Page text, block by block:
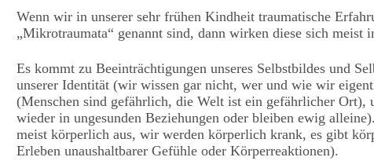
Wenn wir in unserer sehr frühen Kindheit traumatische
„Mikrotraumata“ genannt sind, dann wirken diese sich meist
Es kommt zu Beeinträchtigungen unseres Selbstbildes und
unserer Identität (wir wissen gar nicht, wer und wie wir
(Menschen sind gefährlich, die Welt ist ein gefährlicher Ort),
wieder in ungesunden Beziehungen oder bleiben ewig
meist körperlich aus, wir werden körperlich krank, es gibt
Erleben unaushaltbarer Gefühle oder Körperreaktionen).